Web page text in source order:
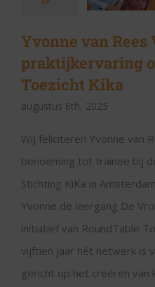
Yvonne van Rees
praktijkervaring
Toezicht Kika
augustus 6th, 2025
Wij feliciteren Yvonne van
benoeming tot trainee bij
Stichting KiKa in
Yvonne de leergang De
initiatief van RoundTable
vijftien jaar hét netwerk is
gericht op het creëren van